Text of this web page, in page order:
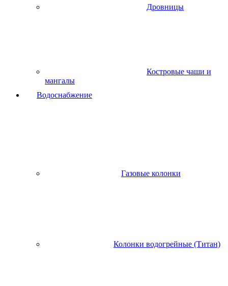
Дровницы
Костровые чаши и
мангалы
Водоснабжение
Газовые колонки
Колонки водогрейные (Титан)